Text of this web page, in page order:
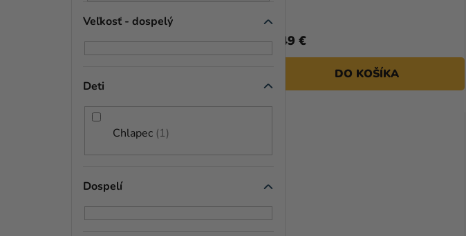
Veľkosť - dospelý
Deti
Chlapec 1
Dospelí
U
K
T
O
V
39,79 €
51,99 € (–23 %)
1,49 €
DO KOŠÍKA